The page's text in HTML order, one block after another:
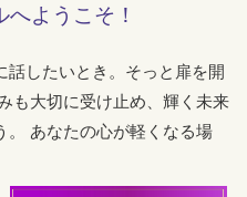
ようこそ！
したいとき。そっと扉を開
も大切に受け止め、輝く未来
あなたの心が軽くなる場